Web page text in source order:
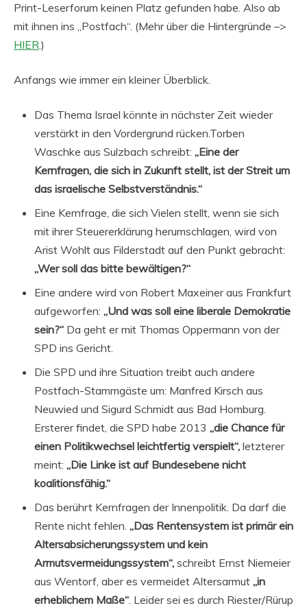
Print-Leserforum keinen Platz gefunden habe. Also ab
mit ihnen ins „Postfach“. (Mehr über die Hintergründe –>
HIER.)
Anfangs wie immer ein kleiner Überblick.
Das Thema Israel könnte in nächster Zeit wieder
verstärkt in den Vordergrund rücken.Torben
Waschke aus Sulzbach schreibt: „Eine der
Kernfragen, die sich in Zukunft stellt, ist der Streit um
das israelische Selbstverständnis.“
Eine Kernfrage, die sich Vielen stellt, wenn sie sich
mit ihrer Steuererklärung herumschlagen, wird von
Arist Wohlt aus Filderstadt auf den Punkt gebracht:
„Wer soll das bitte bewältigen?“
Eine andere wird von Robert Maxeiner aus Frankfurt
aufgeworfen: „Und was soll eine liberale Demokratie
sein?“ Da geht er mit Thomas Oppermann von der
SPD ins Gericht.
Die SPD und ihre Situation treibt auch andere
Postfach-Stammgäste um: Manfred Kirsch aus
Neuwied und Sigurd Schmidt aus Bad Homburg.
Ersterer findet, die SPD habe 2013 „die Chance für
einen Politikwechsel leichtfertig verspielt“, letzterer
meint: „Die Linke ist auf Bundesebene nicht
koalitionsfähig.“
Das berührt Kernfragen der Innenpolitik. Da darf die
Rente nicht fehlen. „Das Rentensystem ist primär ein
Altersabsicherungssystem und kein
Armutsvermeidungssystem“, schreibt Ernst Niemeier
aus Wentorf, aber es vermeidet Altersarmut „in
erheblichem Maße“. Leider sei es durch Riester/Rürup